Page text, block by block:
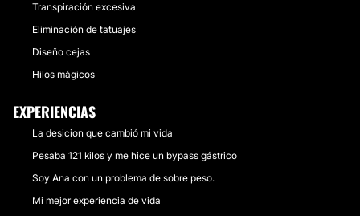
Transpiración excesiva
Eliminación de tatuajes
Diseño cejas
Hilos mágicos
EXPERIENCIAS
La desicion que cambió mi vida
Pesaba 121 kilos y me hice un bypass gástrico
Soy Ana con un problema de sobre peso.
Mi mejor experiencia de vida